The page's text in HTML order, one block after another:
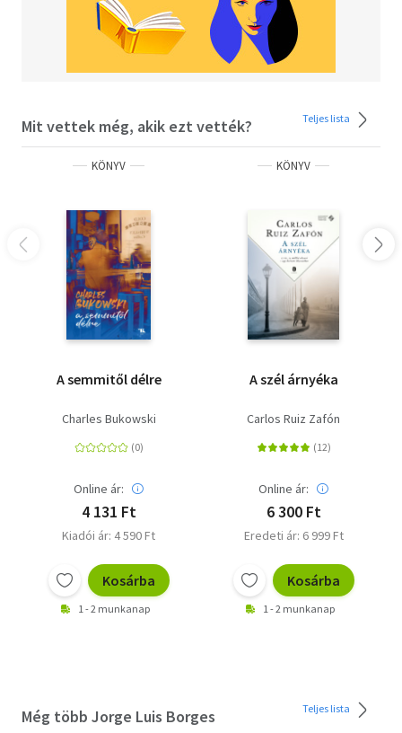
Mit vettek még, akik ezt vették? Teljes lista
KÖNYV
A semmitől délre
Charles Bukowski
Online ár:
4 131 Ft
Kiadói ár: 4 590 Ft
Kosárba
1 - 2 munkanap
KÖNYV
A szél árnyéka
Carlos Ruiz Zafón
Online ár:
6 300 Ft
Eredeti ár: 6 999 Ft
Kosárba
1 - 2 munkanap
Még több Jorge Luis Borges Teljes lista